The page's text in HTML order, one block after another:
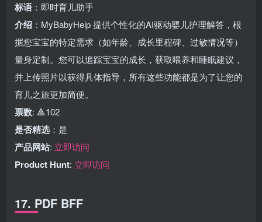
标语 ：即时育儿助手
介绍 ：MyBabyHelp 提供个性化的AI驱动婴儿护理解答，根
据您宝宝的特定需求（如年龄、成长里程碑、过敏情况等）
量身定制。您可以追踪宝宝的成长，获取喂养和睡眠建议，
并上传照片以获得具体指导，所有这些功能都是为了让您的
育儿之旅更加简便。
票数: 🔺102
是否精选 ：是
产品网站: 立即访问
Product Hunt: 立即访问
17. PDF BFF